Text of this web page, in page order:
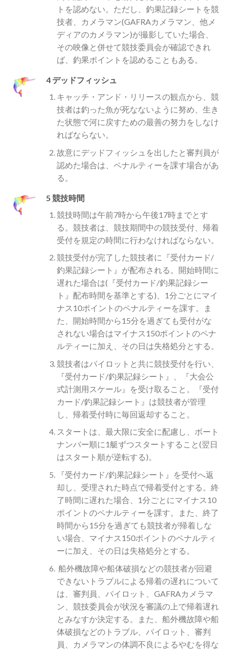
トを認めない。ただし、釣果記録シートを競
技者、カメラマン(GAFRAカメラマン、他メ
ディアのカメラマン)が撮影していた場合、
その映像と併せて競技委員会が確認できれ
ば、釣果ポイントを認めることもある。
4 デッドフィッシュ
キャッチ・アンド・リリースの観点から、競
技者は釣った魚が死なないように努め、生き
た状態で河に戻すための最善の努力をしなけ
ればならない。
故意にデッドフィッシュを出したと審判員が
認めた場合は、ペナルティーを課す場合があ
る。
5 競技時間
競技時間は午前7時から午後17時までとす
る。競技者は、競技期間中の競技受付、帰着
受付を規定の時間に行わなければならない。
競技受付が完了した競技者に『受付カード/
釣果記録シート』が配布される。開始時間に
遅れた場合は(『受付カード/釣果記録シー
ト』配布時間を基準とする)、1分ごとにマイ
ナス10ポイントのペナルティーを課す。ま
た、開始時間から15分を過ぎても受付がな
されない場合はマイナス150ポイントのペナ
ルティーに加え、その日は失格処分とする。
競技者はパイロットと共に競技受付を行い、
『受付カード/釣果記録シート』、『大会公
式計測用スケール』を受け取ること。『受付
カード/釣果記録シート』は競技者が管理
し、帰着受付時に毎回返却すること。
スタートは、最大限に安全に配慮し、ボート
ナンバー順に1艇ずつスタートすること(翌日
はスタート順が逆転する)。
『受付カード/釣果記録シート』を受付へ返
却し、受理された時点で帰着受付とする。終
了時間に遅れた場合、1分ごとにマイナス10
ポイントのペナルティーを課す。また、終了
時間から15分を過ぎても競技者が帰着しな
い場合、マイナス150ポイントのペナルティ
ーに加え、その日は失格処分とする。
船外機故障や船体破損などの競技者が回避
できないトラブルによる帰着の遅れについて
は、審判員、パイロット、GAFRAカメラマ
ン、競技委員会が状況を審議の上で帰着遅れ
とみなすか決定する。また、船外機故障や船
体破損などのトラブル、パイロット、審判
員、カメラマンの体調不良によるやむを得な